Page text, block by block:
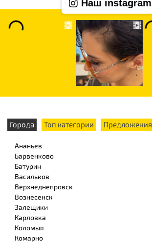
Наш instagram
Города Топ категории Предложения
Ананьев
Барвенково
Батурин
Васильков
Верхнеднепровск
Вознесенск
Залещики
Карловка
Коломыя
Комарно